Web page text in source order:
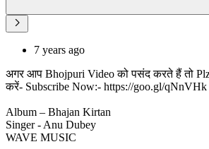
7 years ago
अगर आप Bhojpuri Video को पसंद करते हैं तो
करें- Subscribe Now:- https://goo.gl/qNnVHk
Album – Bhajan Kirtan
Singer - Anu Dubey
WAVE MUSIC